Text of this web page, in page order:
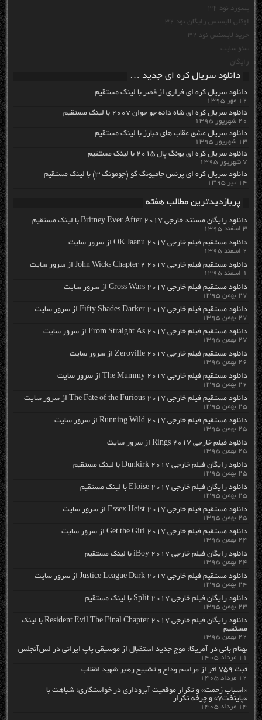
پسورد نود 32
اوکلی لایسنس رایگان نود 32
خرید لایسنس نود 32
سئو سایت
رایگان
دانلود سریال کره ای جدید …
دانلود سریال کره ای فراری از قصر با لینک مستقیم
۱۲ مهر ۱۳۹۵
دانلود سریال کره ای شاه دائه جو جوان ۲۰۰۷ با لینک مستقیم
۲۰ شهریور ۱۳۹۵
دانلود سریال عشق عقاب های مبارز با لینک مستقیم
۱۳ شهریور ۱۳۹۵
دانلود سریال کره ای یونگ پال ۲۰۱۵ با لینک مستقیم
۷ شهریور ۱۳۹۵
دانلود سریال کره ای پرنس جامیونگ گو (جومونگ ۳) با لینک مستقیم
۱۴ تیر ۱۳۹۵
پربازدیدترین مطالب هفته
دانلود رایگان مسنتد خارجی Britney Ever After 2017 با لینک مستقیم
۳ اسفند ۱۳۹۵
دانلود مستقیم فیلم خارجی OK Jaanu 2017 از سرور سایت
۲ اسفند ۱۳۹۵
دانلود مستقیم فیلم خارجی John Wick: Chapter 2 2017 از سرور سایت
۱ اسفند ۱۳۹۵
دانلود مستقیم فیلم خارجی Cross Wars 2017 از سرور سایت
۲۷ بهمن ۱۳۹۵
دانلود مستقیم فیلم خارجی Fifty Shades Darker 2017 از سرور سایت
۲۷ بهمن ۱۳۹۵
دانلود مستقیم فیلم خارجی From Straight As 2017 از سرور سایت
۲۷ بهمن ۱۳۹۵
دانلود مستقیم فیلم خارجی Zeroville 2017 از سرور سایت
۲۶ بهمن ۱۳۹۵
دانلود مستقیم فیلم خارجی The Mummy 2017 از سرور سایت
۲۶ بهمن ۱۳۹۵
دانلود مستقیم فیلم خارجی The Fate of the Furious 2017 از سرور سایت
۲۵ بهمن ۱۳۹۵
دانلود مستقیم فیلم خارجی Running Wild 2017 از سرور سایت
۲۵ بهمن ۱۳۹۵
دانلود فیلم خارجی Rings 2017 از سرور سایت
۲۵ بهمن ۱۳۹۵
دانلود رایگان فیلم خارجی Dunkirk 2017 با لینک مستقیم
۲۵ بهمن ۱۳۹۵
دانلود رایگان فیلم خارجی Eloise 2017 با لینک مستقیم
۲۵ بهمن ۱۳۹۵
دانلود مستقیم فیلم خارجی Essex Heist 2017 از سرور سایت
۲۵ بهمن ۱۳۹۵
دانلود مستقیم فیلم خارجی Get the Girl 2017 از سرور سایت
۲۴ بهمن ۱۳۹۵
دانلود رایگان فیلم خارجی iBoy 2017 با لینک مستقیم
۲۴ بهمن ۱۳۹۵
دانلود مستقیم فیلم خارجی Justice League Dark 2017 از سرور سایت
۲۴ بهمن ۱۳۹۵
دانلود رایگان فیلم خارجی Split 2017 با لینک مستقیم
۲۳ بهمن ۱۳۹۵
دانلود رایگان فیلم خارجی Resident Evil The Final Chapter 2017 با لینک
مستقیم
۲۲ بهمن ۱۳۹۵
بهنام بانی در آمریکا: موج جدید استقبال از موسیقی پاپ ایرانی در لس‌آنجلس
۱۱ مرداد ۱۴۰۵
ثبت ۷۵۹ اثر از مراسم وداع و تشییع رهبر شهید انقلاب
۱۲ مرداد ۱۴۰۵
«اسباب زحمت» و تکرار موقعیت آبروداری در خواستگاری؛ شباهت با
«پایتخت۷» و چرخه تکرار
۱۴ مرداد ۱۴۰۵